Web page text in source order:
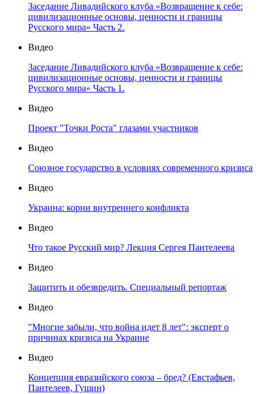
Заседание Ливадийского клуба «Возвращение к себе:
цивилизационные основы, ценности и границы
Русского мира» Часть 2.
Видео
Заседание Ливадийского клуба «Возвращение к себе:
цивилизационные основы, ценности и границы
Русского мира» Часть 1.
Видео
Проект "Точки Роста" глазами участников
Видео
Союзное государство в условиях современного кризиса
Видео
Украина: корни внутреннего конфликта
Видео
Что такое Русский мир? Лекция Сергея Пантелеева
Видео
Защитить и обезвредить. Специальный репортаж
Видео
"Многие забыли, что война идет 8 лет": эксперт о
причинах кризиса на Украине
Видео
Концепция евразийского союза – бред? (Евстафьев,
Пантелеев, Гущин)